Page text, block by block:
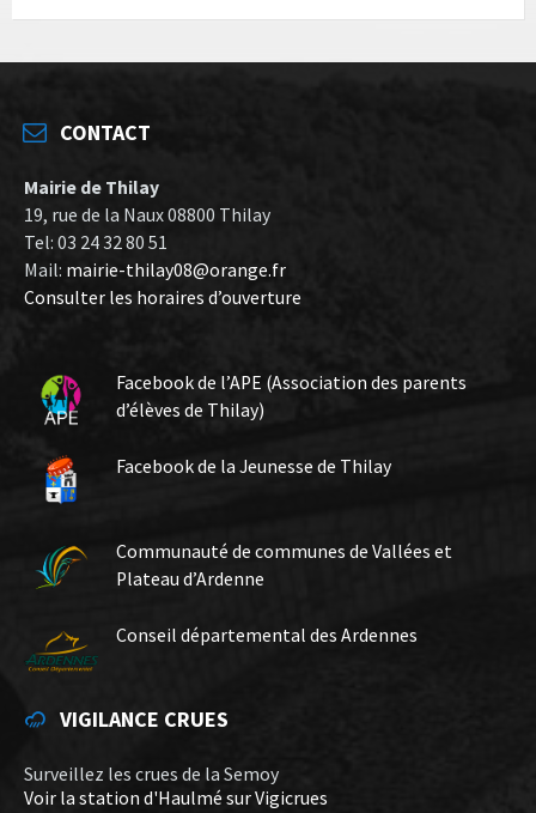
CONTACT
Mairie de Thilay
19, rue de la Naux 08800 Thilay
Tel: 03 24 32 80 51
Mail: mairie-thilay08@orange.fr
Consulter les horaires d’ouverture
Facebook de l’APE (Association des parents
d’élèves de Thilay)
Facebook de la Jeunesse de Thilay
Communauté de communes de Vallées et
Plateau d’Ardenne
Conseil départemental des Ardennes
VIGILANCE CRUES
Surveillez les crues de la Semoy
Voir la station d'Haulmé sur Vigicrues